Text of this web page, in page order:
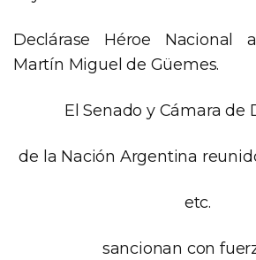
Declárase Héroe Nacional
Martín Miguel de Güemes.
El Senado y Cámara de
de la Nación Argentina
etc.
sancionan con